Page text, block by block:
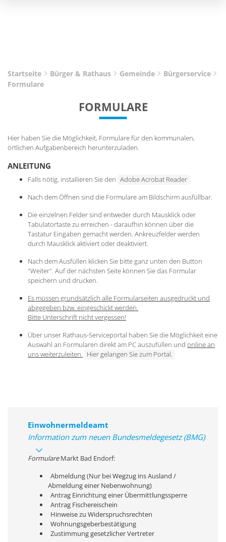
Startseite Bürger & Rathaus Gemeinde
Bürgerservice
Formulare
FORMULARE
Hier haben Sie die Möglichkeit, Formulare für den kommunalen,
örtlichen Aufgabenbereich herunterzuladen.
ANLEITUNG
Falls nötig, installieren Sie den Adobe Acrobat Reader .
Nach dem Öffnen sind die Formulare am Bildschirm ausfüllbar.
Die einzelnen Felder sind entweder durch Mausklick oder
Tabulatortaste zu erreichen - daraufhin können über die
Tastatur Eingaben gemacht werden. Ankreuzfelder werden
durch Mausklick aktiviert oder deaktiviert.
Nach dem Ausfüllen klicken Sie bitte ganz unten den Button
"Weiter". Auf der nächsten Seite können Sie das Formular
speichern und drucken.
Es müssen grundsätzlich alle Formularseiten ausgedruckt und
abgegeben bzw. eingeschickt werden.
Bitte Unterschrift nicht vergessen!
Über unser Rathaus-Serviceportal haben Sie die Möglichkeit eine
Auswahl an Formularen direkt am PC auszufüllen und online an
uns weiterzuleiten. Hier gelangen Sie zum Portal.
Einwohnermeldeamt
Information zum neuen Bundesmeldegesetz (BMG)
FormulareMarkt Bad Endorf:
Abmeldung (Nur bei Wegzug ins Ausland /
Abmeldung einer Nebenwohnung)
Antrag Einrichtung einer Übermittlungssperre
Antrag Fischereischein
Hinweise zu Widerspruchsrechten
Wohnungsgeberbestätigung
Zustimmung gesetzlicher Vertreter